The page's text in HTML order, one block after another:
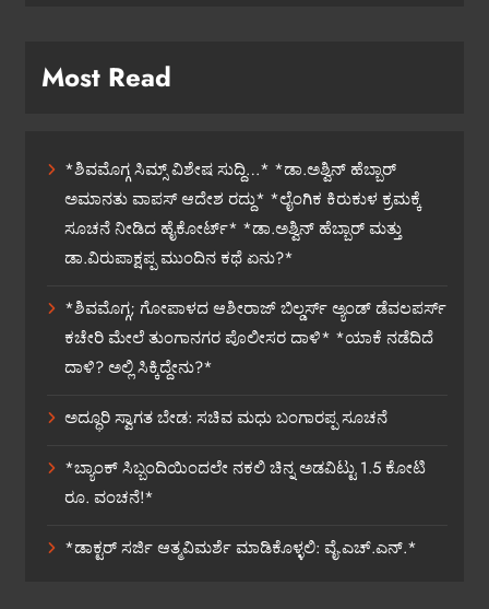
Most Read
*ಶಿವಮೊಗ್ಗ ಸಿಮ್ಸ್ ವಿಶೇಷ ಸುದ್ದಿ…* *ಡಾ.ಅಶ್ವಿನ್ ಹೆಬ್ಬಾರ್
ಅಮಾನತು ವಾಪಸ್ ಆದೇಶ ರದ್ದು* *ಲೈಂಗಿಕ ಕಿರುಕುಳ ಕ್ರಮಕ್ಕೆ
ಸೂಚನೆ ನೀಡಿದ ಹೈಕೋರ್ಟ್* *ಡಾ.ಅಶ್ವಿನ್ ಹೆಬ್ಬಾರ್ ಮತ್ತು
ಡಾ.ವಿರುಪಾಕ್ಷಪ್ಪ ಮುಂದಿನ ಕಥೆ ಏನು?*
*ಶಿವಮೊಗ್ಗ; ಗೋಪಾಳದ ಆಶೀರಾಜ್ ಬಿಲ್ಡರ್ಸ್ ಅ್ಯಂಡ್ ಡೆವಲಪರ್ಸ್
ಕಚೇರಿ ಮೇಲೆ ತುಂಗಾನಗರ ಪೊಲೀಸರ ದಾಳಿ* *ಯಾಕೆ ನಡೆದಿದೆ
ದಾಳಿ? ಅಲ್ಲಿ ಸಿಕ್ಕಿದ್ದೇನು?*
ಅದ್ಧೂರಿ ಸ್ವಾಗತ ಬೇಡ: ಸಚಿವ ಮಧು ಬಂಗಾರಪ್ಪ ಸೂಚನೆ
*ಬ್ಯಾಂಕ್ ಸಿಬ್ಬಂದಿಯಿಂದಲೇ ನಕಲಿ ಚಿನ್ನ ಅಡವಿಟ್ಟು 1.5 ಕೋಟಿ
ರೂ. ವಂಚನೆ!*
*ಡಾಕ್ಟರ್ ಸರ್ಜಿ ಆತ್ಮವಿಮರ್ಶೆ ಮಾಡಿಕೊಳ್ಳಲಿ: ವೈ.ಎಚ್.ಎನ್.*